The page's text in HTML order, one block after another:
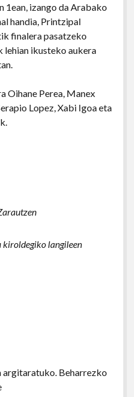
1ean, izango da Arabako
handia, Printzipal
finalera pasatzeko
ikusteko aukera
Oihane Perea, Manex
Lopez, Xabi Igoa eta
langileen
argitaratuko. Beharrezko